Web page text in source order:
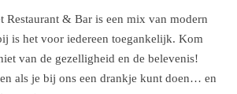
Restaurant & Bar is een mix van modern
is het voor iedereen toegankelijk. Kom
van de gezelligheid en de belevenis!
als je bij ons een drankje kunt doen… en